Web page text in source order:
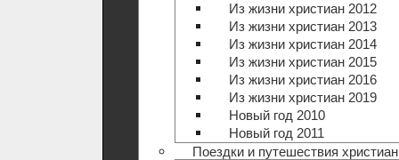
Из жизни христиан 2012
Из жизни христиан 2013
Из жизни христиан 2014
Из жизни христиан 2015
Из жизни христиан 2016
Из жизни христиан 2019
Новый год 2010
Новый год 2011
Поездки и путешествия христиан